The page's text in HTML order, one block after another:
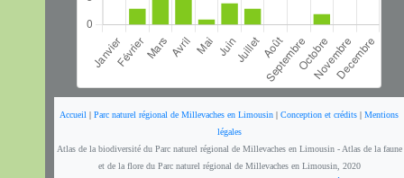
Accueil | Parc naturel régional de Millevaches en Limousin | Conception et crédits | Mentions
légales
Atlas de la biodiversité du Parc naturel régional de Millevaches en Limousin - Atlas de la faune
et de la flore du Parc naturel régional de Millevaches en Limousin, 2020